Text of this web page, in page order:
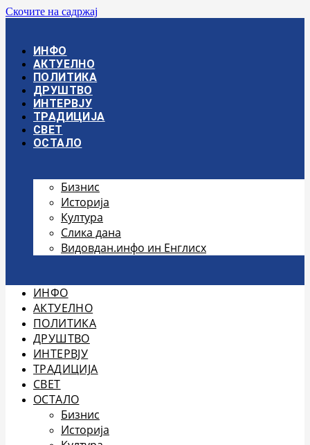
Скочите на садржај
ИНФО
АКТУЕЛНО
ПОЛИТИКА
ДРУШТВО
ИНТЕРВЈУ
ТРАДИЦИЈА
СВЕТ
ОСТАЛО
Бизнис
Историја
Култура
Слика дана
Видовдан.инфо ин Енглисх
ИНФО
АКТУЕЛНО
ПОЛИТИКА
ДРУШТВО
ИНТЕРВЈУ
ТРАДИЦИЈА
СВЕТ
ОСТАЛО
Бизнис
Историја